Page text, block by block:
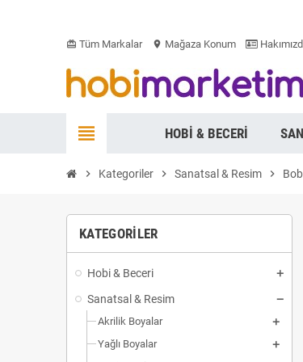
card_giftcard Tüm Markalar location_on Mağaza Konum
view_headline HOBI & BECERI
chevron_right Kategoriler chevron_right Sanatsal & Resim chevron_right
KATEGORILER
Hobi & Beceri
Sanatsal & Resim
Akrilik Boyalar
Yağlı Boyalar